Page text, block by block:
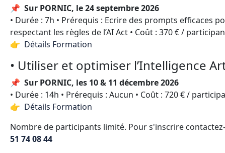
📌 Sur PORNIC, le 24 septembre 2026
• Durée : 7h • Prérequis : Ecrire des prompts efficaces
respectant les règles de l’AI Act • Coût : 370 € /
👉 Détails Formation
• Utiliser et optimiser l’Intelligence
📌 Sur PORNIC, les 10 & 11 décembre 2026
• Durée : 14h • Prérequis : Aucun • Coût : 720 € /
👉 Détails Formation
Nombre de participants limité. Pour s'inscrire
51 74 08 44